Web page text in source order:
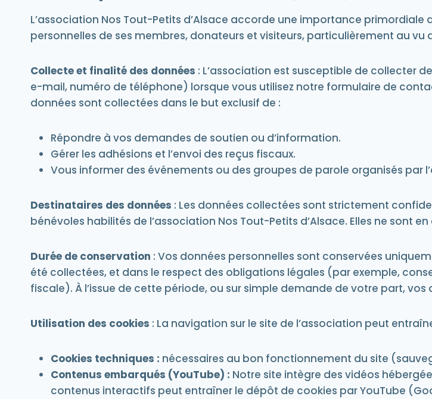
L’association Nos Tout-Petits d’Alsace accorde une importance
personnelles de ses membres, donateurs et visiteurs, particulièrement au
Collecte et finalité des données : L’association est susceptible de collecter
e-mail, numéro de téléphone) lorsque vous utilisez notre formulaire de
données sont collectées dans le but exclusif de :
Répondre à vos demandes de soutien ou d’information.
Gérer les adhésions et l’envoi des reçus fiscaux.
Vous informer des événements ou des groupes de parole organisés par
Destinataires des données : Les données collectées sont strictement
bénévoles habilités de l’association Nos Tout-Petits d’Alsace. Elles ne sont
Durée de conservation : Vos données personnelles sont conservées
été collectées, et dans le respect des obligations légales (par exemple,
fiscale). À l’issue de cette période, ou sur simple demande de votre part,
Utilisation des cookies : La navigation sur le site de l’association peut
Cookies techniques : nécessaires au bon fonctionnement du site
Contenus embarqués (YouTube) : Notre site intègre des vidéos
contenus interactifs peut entraîner le dépôt de cookies par YouTube